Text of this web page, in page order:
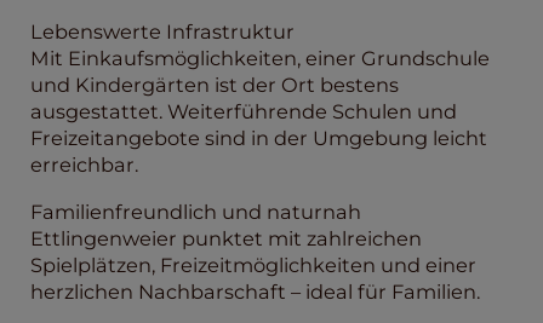
Lebenswerte Infrastruktur
Mit Einkaufsmöglichkeiten, einer Grundschule
und Kindergärten ist der Ort bestens
ausgestattet. Weiterführende Schulen und
Freizeitangebote sind in der Umgebung leicht
erreichbar.
Familienfreundlich und naturnah
Ettlingenweier punktet mit zahlreichen
Spielplätzen, Freizeitmöglichkeiten und einer
herzlichen Nachbarschaft – ideal für Familien.